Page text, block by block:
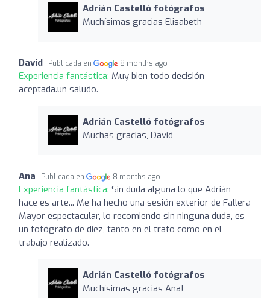
Adrián Castelló fotógrafos
Muchísimas gracias Elisabeth
David Publicada en 8 months ago
Experiencia fantástica: Muy bien todo decisión
aceptada.un saludo.
Adrián Castelló fotógrafos
Muchas gracias, David
Ana Publicada en 8 months ago
Experiencia fantástica: Sin duda alguna lo que Adrián
hace es arte... Me ha hecho una sesión exterior de Fallera
Mayor espectacular, lo recomiendo sin ninguna duda, es
un fotógrafo de diez, tanto en el trato como en el
trabajo realizado.
Adrián Castelló fotógrafos
Muchísimas gracias Ana!